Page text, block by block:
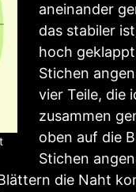
aneinander
das stabiler
hoch
Stichen
vier Teile, die
zusammen
oben auf die
Stichen
die Naht